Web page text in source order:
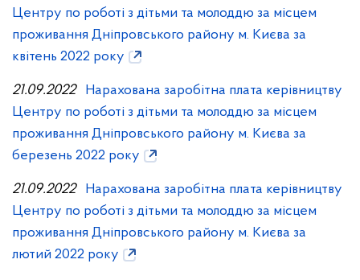
Центру по роботі з дітьми та молоддю за місцем
проживання Дніпровського району м. Києва за
квітень 2022 року
21.09.2022 Нарахована заробітна плата керівництву
Центру по роботі з дітьми та молоддю за місцем
проживання Дніпровського району м. Києва за
березень 2022 року
21.09.2022 Нарахована заробітна плата керівництву
Центру по роботі з дітьми та молоддю за місцем
проживання Дніпровського району м. Києва за
лютий 2022 року